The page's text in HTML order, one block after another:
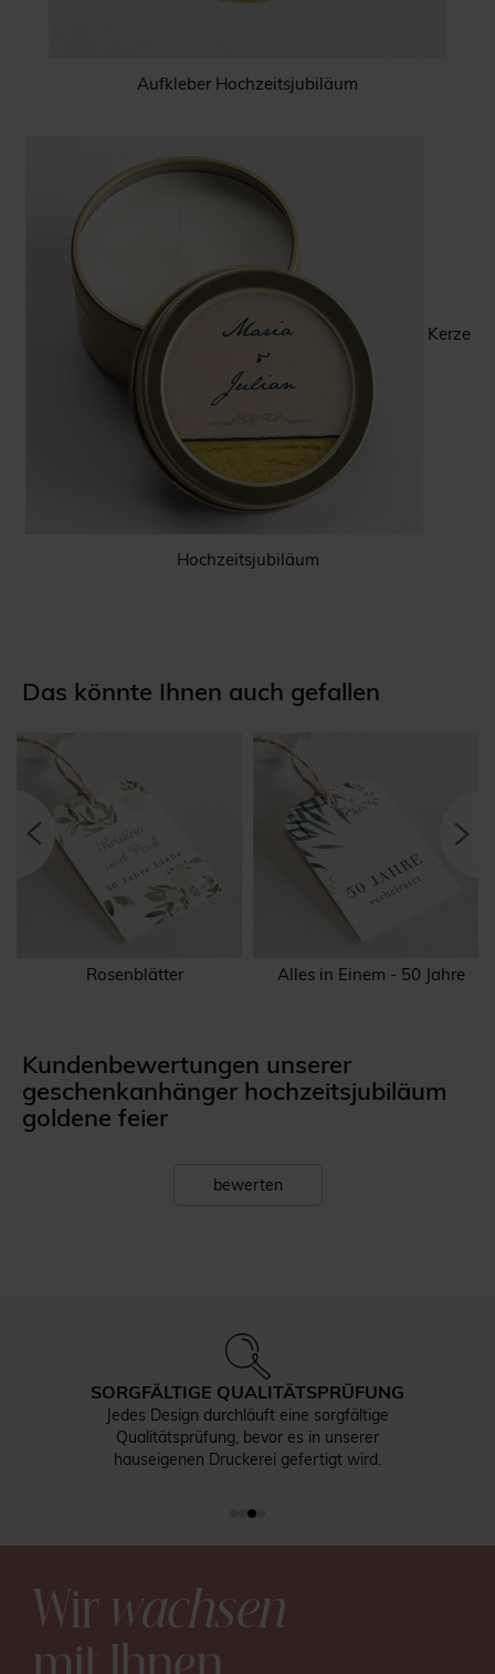
Aufkleber Hochzeitsjubiläum
Kerze
Hochzeitsjubiläum
Das könnte Ihnen auch gefallen
Rosenblätter Alles in Einem - 50 Jahre
Kundenbewertungen unserer
geschenkanhänger hochzeitsjubiläum
goldene feier
bewerten
SORGFÄLTIGE QUALITÄTSPRÜFUNG
Jedes Design durchläuft eine sorgfältige
Qualitätsprüfung, bevor es in unserer
hauseigenen Druckerei gefertigt wird.
Wirwachsen